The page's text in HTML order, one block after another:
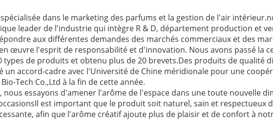
dans le marketing des parfums et la gestion de l'air
leader de l'industrie qui intègre R & D, département production et
aux différentes demandes des marchés commerciaux et des
œuvre l'esprit de responsabilité et d'innovation. Nous avons passé la
types de produits et obtenu plus de 20 brevets.Des produits de qualité
un accord-cadre avec l'Université de Chine méridionale pour une
Tech Co.,Ltd à la fin de cette année.
essayons d'amener l'arôme de l'espace dans une toute nouvelle
est important que le produit soit naturel, sain et respectueux
afin que l'arôme créatif ajoute plus de plaisir et de confort à